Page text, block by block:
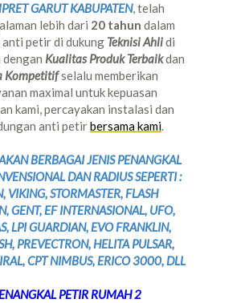
GARUT KABUPATEN, telah
lebih dari 20 tahun dalam
petir di dukung Teknisi Ahlidi
Kualitas Produk Terbaikdan
Kompetitifselalu memberikan
maximal untuk kepuasan
kami, percayakan instalasi dan
anti petirbersama kami.
BERBAGAI JENIS PENANGKAL
DAN RADIUS SEPERTI :
VIKING, STORMASTER, FLASH
GENT, EF INTERNASIONAL, UFO,
LPI GUARDIAN, EVO FRANKLIN,
PREVECTRON, HELITA PULSAR,
CPT NIMBUS, ERICO 3000, DLL
PETIR RUMAH 2